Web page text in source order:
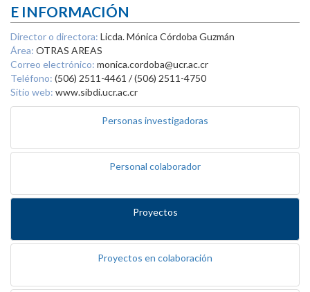
E INFORMACIÓN
Director o directora: Licda. Mónica Córdoba Guzmán
Área: OTRAS AREAS
Correo electrónico: monica.cordoba@ucr.ac.cr
Teléfono: (506) 2511-4461 / (506) 2511-4750
Sitio web: www.sibdi.ucr.ac.cr
Personas investigadoras
Personal colaborador
Proyectos
Proyectos en colaboración